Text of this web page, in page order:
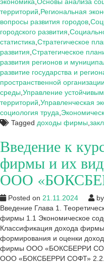
фирмы
и
их
виды
(на
примере
ООО
СОФТ»)
территорий Региональная
вопросы развития городов
городского развития
статистика Стратегическое
развития Стратегическое
развития регионов и
развитие государства и
пространственной
среды Управление
территорий Управленческая
социология труда
Tagged доходы фирмы
Введение к
фирмы и их
ООО
Posted on 21.11.2024 by
Введение Глава 1.
фирмы 1.1 Экономическое
Классификация дохода
формирования и оценки
фирмы ООО «БОКСБЕРРИ
ООО «БОКСБЕРРИ СОФТ» 2.2.